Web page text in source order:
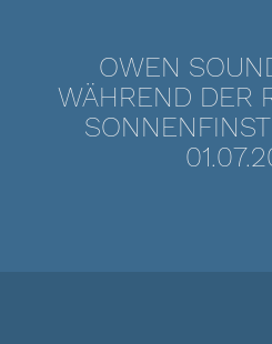
OWEN
WÄHREND DER